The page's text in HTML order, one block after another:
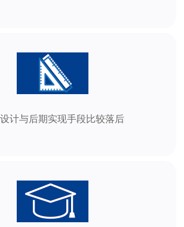
计与后期实现手段比较落后